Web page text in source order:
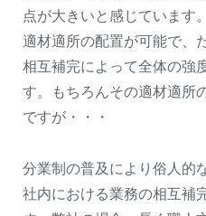
点が大きいと感じています
適材適所の配置が可能で、
相互補完によって全体の強
す。もちろんその適材適所
ですが・・・
分業制の普及により俗人的
社内における業務の相互補